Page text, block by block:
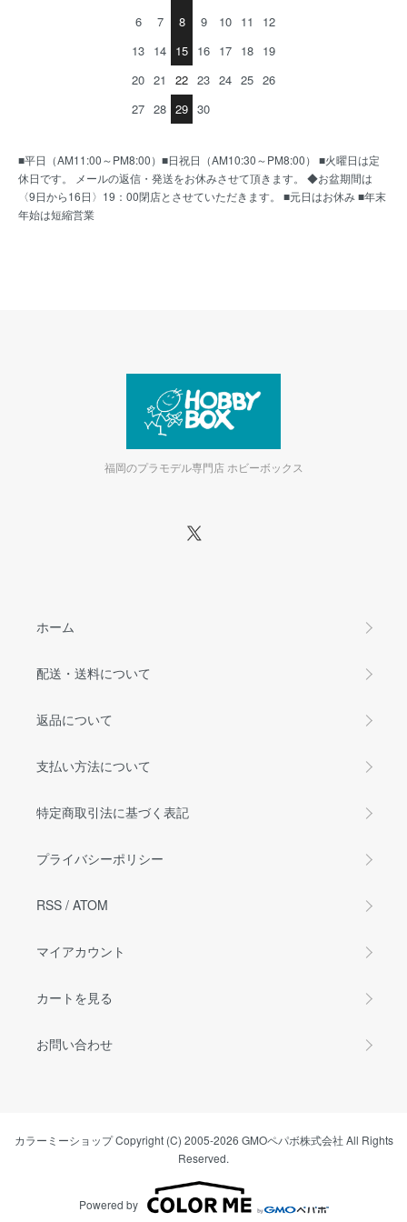
6
7 8 9 10 11
12
13 14 15 16 17 18 19
20 21 22 23 24 25 26
27 28 29 30
■平日（AM11:00～PM8:00）■日祝日（AM10:30～PM8:00） ■火曜日は定
休日です。 メールの返信・発送をお休みさせて頂きます。 ◆お盆期間は
〈9日から16日〉19：00閉店とさせていただきます。 ■元日はお休み ■年末
年始は短縮営業
福岡のプラモデル専門店 ホビーボックス
ホーム
配送・送料について
返品について
支払い方法について
特定商取引法に基づく表記
プライバシーポリシー
RSS / ATOM
マイアカウント
カートを見る
お問い合わせ
カラーミーショップCopyright (C) 2005-2026 GMOペパボ株式会社 All Rights
Reserved.
Powered by